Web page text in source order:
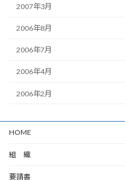
2007年3月
2006年8月
2006年7月
2006年4月
2006年2月
HOME
組 織
要請書